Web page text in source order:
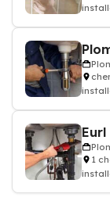
1